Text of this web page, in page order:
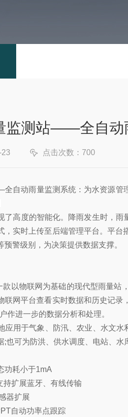
监测站——全自动
点击次数：700
自动雨量监测系统：为水资源管
度的智能化。降雨发生时，雨
，实时上传至后端管理平台。平
警级别，为决策提供数据支撑。
物联网为基础的现代型雨量站，
联网平台查看实时数据和历史记
作进一步的数据分析和处理。
于气象、防汛、农业、水文水
;也可为防洪、供水调度、电站、
耗小于1mA
扩展蓝牙、有线传输
器扩展
自动功率点跟踪